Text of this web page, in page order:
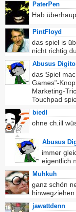
PaterPen
Hab
PintFloyd
das spiel is
nicht richtig
Abusus
das Spiel
Games"-
Marketing-
Touchpad
biedl
ohne ch.ill
Abusus
immer
eigentlich
Muhkuh
ganz schön
hinwegziehen
jawattdenn